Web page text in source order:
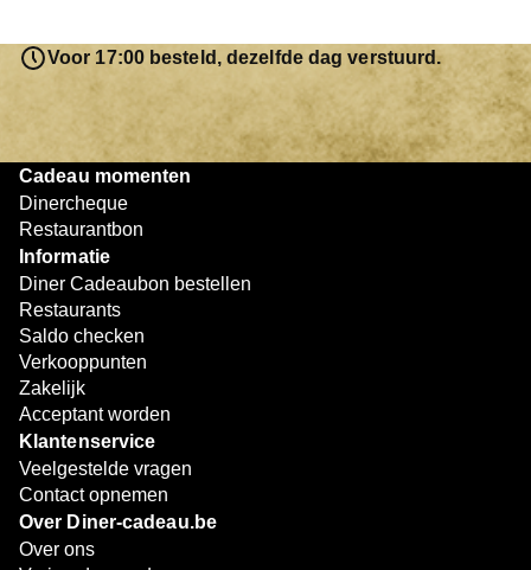
resterende bedrag blijft gewoon op de bon staan en kan
later worden gebruikt. Zo geniet je keer op keer van
bijzondere eetmomenten.
Voor 17:00 besteld, dezelfde dag verstuurd.
Cadeau momenten
Dinercheque
Restaurantbon
Informatie
Diner Cadeaubon bestellen
Restaurants
Saldo checken
Verkooppunten
Zakelijk
Acceptant worden
Klantenservice
Veelgestelde vragen
Contact opnemen
Over Diner-cadeau.be
Over ons